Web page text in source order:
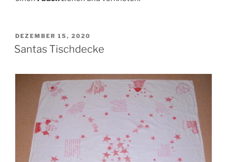
VERÖFFENTLICHT
AM
DEZEMBER 15, 2020
Santas Tischdecke